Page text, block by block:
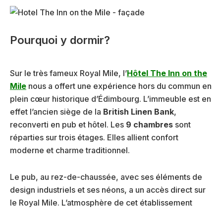
Pourquoi y dormir?
Sur le très fameux Royal Mile, l’Hôtel The Inn on the
Mile nous a offert une expérience hors du commun en
plein cœur historique d’Édimbourg. L’immeuble est en
effet l’ancien siège de la British Linen Bank,
reconverti en pub et hôtel. Les 9 chambres sont
réparties sur trois étages. Elles allient confort
moderne et charme traditionnel.
Le pub, au rez-de-chaussée, avec ses éléments de
design industriels et ses néons, a un accès direct sur
le Royal Mile. L’atmosphère de cet établissement